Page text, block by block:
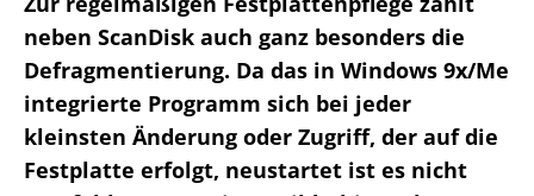
neben ScanDisk auch ganz besonders die
Defragmentierung. Da das in Windows 9x/Me
integrierte Programm sich bei jeder
kleinsten Änderung oder Zugriff, der auf die
Festplatte erfolgt, neustartet ist es nicht